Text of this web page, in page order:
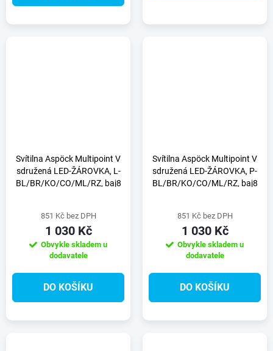
Svítilna Aspöck Multipoint V
sdružená LED-ŽÁROVKA, L-
BL/BR/KO/CO/ML/RZ, baj8
851 Kč bez DPH
1 030 Kč
Obvykle skladem u
dodavatele
DO KOŠÍKU
Svítilna Aspöck Multipoint V
sdružená LED-ŽÁROVKA, P-
BL/BR/KO/CO/ML/RZ, baj8
851 Kč bez DPH
1 030 Kč
Obvykle skladem u
dodavatele
DO KOŠÍKU